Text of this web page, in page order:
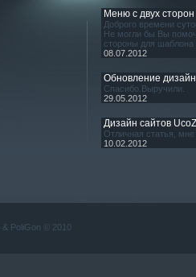
Меню с двух
Доброго времени
Не могли бы Вы
стороны для шаблона
08.07.2012
Обновление
Спасибо.Выручили.
29.05.2012
Дизайн сайтов UcoZ
Отличная статья,
10.02.2012
& PoliGon © 2010